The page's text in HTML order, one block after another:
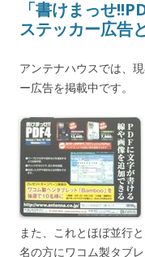
「書けまっせ
ステッカー広告
アンテナハウスでは、
ー広告を掲載中です。
また、これとほぼ並行
名の方にワコム製タブ